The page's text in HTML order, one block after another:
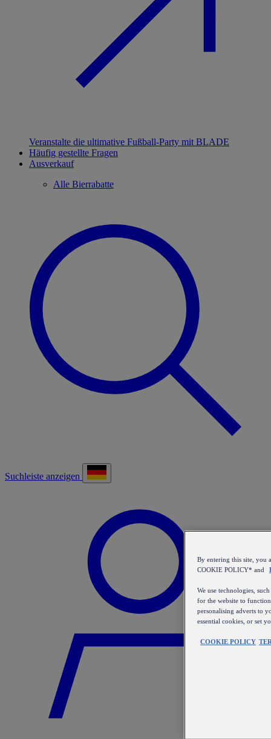
Veranstalte die ultimative Fußball-Party mit BLADE
Häufig gestellte Fragen
Ausverkauf
Alle Bierrabatte
Suchleiste anzeigen
By entering this site, you
COOKIE POLICY* and
We use technologies,
for the website to
personalising adverts to
essential cookies, or set
COOKIE POLICY